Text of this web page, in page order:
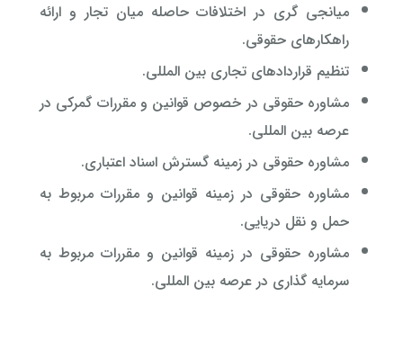
میانجی گری در اختلافات حاصله میان تجار و ارائه
راهکارهای حقوقی.
تنظیم قراردادهای تجاری بین المللی.
مشاوره حقوقی در خصوص قوانین و مقررات گمرکی در
عرصه بین المللی.
مشاوره حقوقی در زمینه گسترش اسناد اعتباری.
مشاوره حقوقی در زمینه قوانین و مقررات مربوط به
حمل و نقل دریایی.
مشاوره حقوقی در زمینه قوانین و مقررات مربوط به
سرمایه گذاری در عرصه بین المللی.